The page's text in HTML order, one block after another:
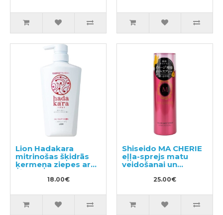
Lion Hadakara
mitrinošas šķidrās
ķermeņa ziepes ar
ziedu aromātu
18.00€
Shiseido MA CHERIE
eļļa-sprejs matu
veidošanai un
25.00€